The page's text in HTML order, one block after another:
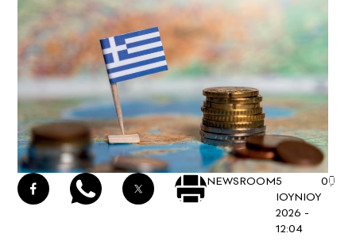
NEWSROOM5
ΙΟΥΝΙΟΥ
2026 -
12:04
0